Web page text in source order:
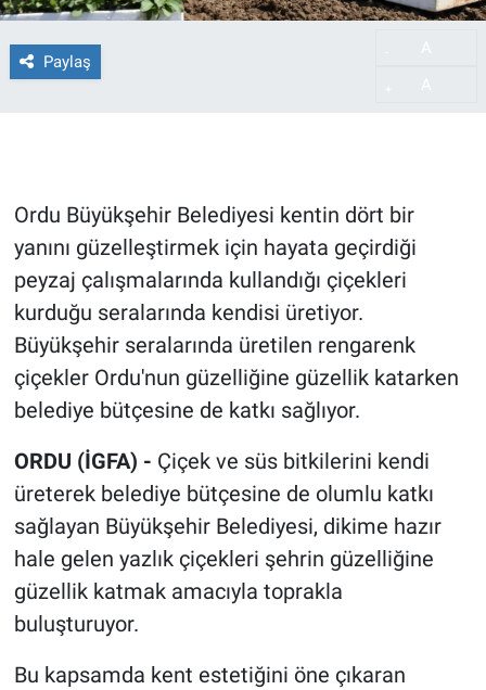
Paylaş
Ordu Büyükşehir Belediyesi kentin dört bir
yanını güzelleştirmek için hayata geçirdiği
peyzaj çalışmalarında kullandığı çiçekleri
kurduğu seralarında kendisi üretiyor.
Büyükşehir seralarında üretilen rengarenk
çiçekler Ordu'nun güzelliğine güzellik katarken
belediye bütçesine de katkı sağlıyor.
ORDU (İGFA) - Çiçek ve süs bitkilerini kendi
üreterek belediye bütçesine de olumlu katkı
sağlayan Büyükşehir Belediyesi, dikime hazır
hale gelen yazlık çiçekleri şehrin güzelliğine
güzellik katmak amacıyla toprakla
buluşturuyor.
Bu kapsamda kent estetiğini öne çıkaran